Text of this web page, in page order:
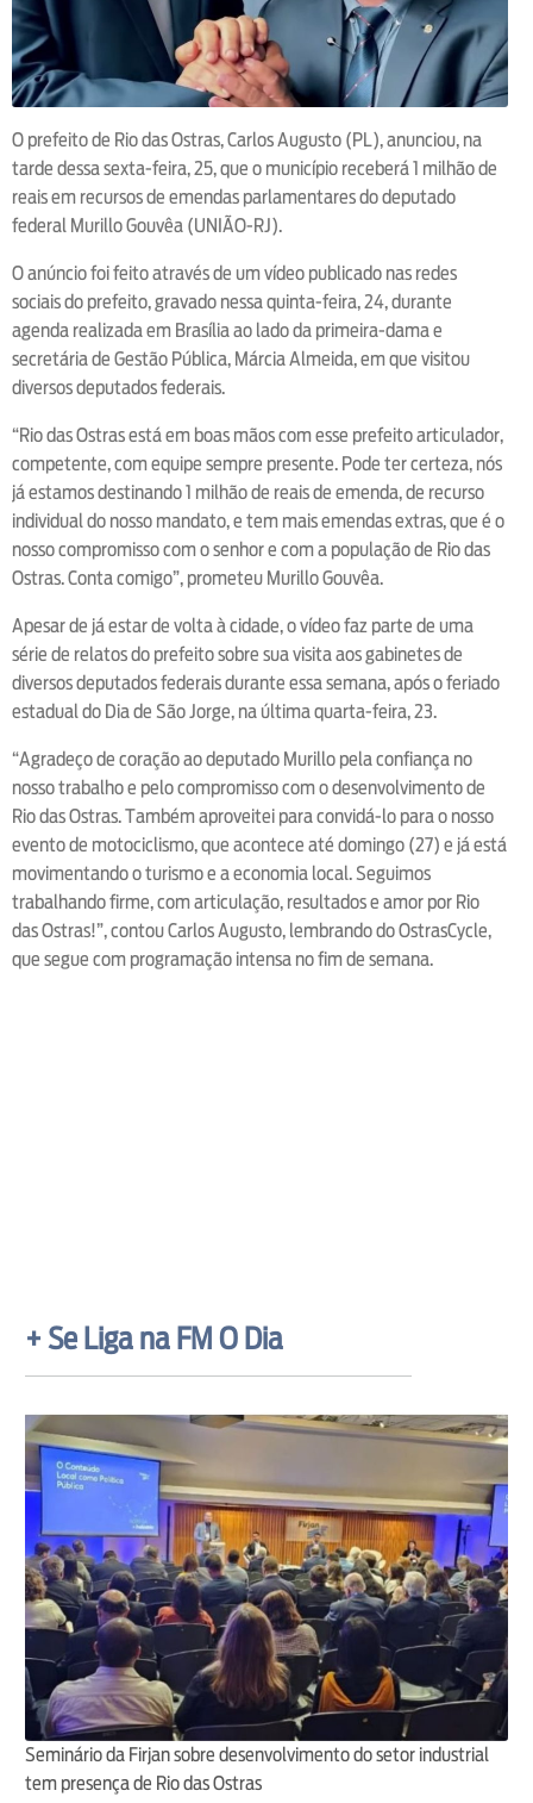
O prefeito de Rio das Ostras, Carlos Augusto (PL), anunciou, na
tarde dessa sexta-feira, 25, que o município receberá 1 milhão de
reais em recursos de emendas parlamentares do deputado
federal Murillo Gouvêa (UNIÃO-RJ).
O anúncio foi feito através de um vídeo publicado nas redes
sociais do prefeito, gravado nessa quinta-feira, 24, durante
agenda realizada em Brasília ao lado da primeira-dama e
secretária de Gestão Pública, Márcia Almeida, em que visitou
diversos deputados federais.
“Rio das Ostras está em boas mãos com esse prefeito articulador,
competente, com equipe sempre presente. Pode ter certeza, nós
já estamos destinando 1 milhão de reais de emenda, de recurso
individual do nosso mandato, e tem mais emendas extras, que é o
nosso compromisso com o senhor e com a população de Rio das
Ostras. Conta comigo”, prometeu Murillo Gouvêa.
Apesar de já estar de volta à cidade, o vídeo faz parte de uma
série de relatos do prefeito sobre sua visita aos gabinetes de
diversos deputados federais durante essa semana, após o feriado
estadual do Dia de São Jorge, na última quarta-feira, 23.
“Agradeço de coração ao deputado Murillo pela confiança no
nosso trabalho e pelo compromisso com o desenvolvimento de
Rio das Ostras. Também aproveitei para convidá-lo para o nosso
evento de motociclismo, que acontece até domingo (27) e já está
movimentando o turismo e a economia local. Seguimos
trabalhando firme, com articulação, resultados e amor por Rio
das Ostras!”, contou Carlos Augusto, lembrando do OstrasCycle,
que segue com programação intensa no fim de semana.
+ Se Liga na FM O Dia
Seminário da Firjan sobre desenvolvimento do setor industrial
tem presença de Rio das Ostras